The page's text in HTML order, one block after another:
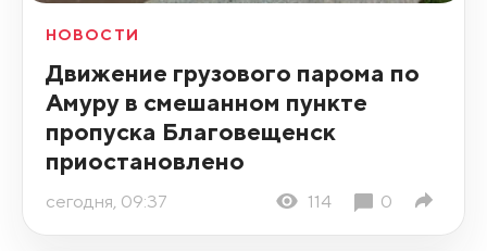
НОВОСТИ
Движение грузового парома по
Амуру в смешанном пункте
пропуска Благовещенск
приостановлено
сегодня, 09:37 114 0